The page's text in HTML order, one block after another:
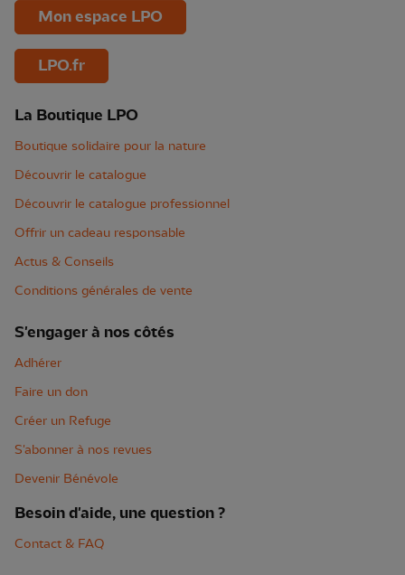
Mon espace LPO
LPO.fr
La Boutique LPO
Boutique solidaire pour la nature
Découvrir le catalogue
Découvrir le catalogue professionnel
Offrir un cadeau responsable
Actus & Conseils
Conditions générales de vente
S'engager à nos côtés
Adhérer
Faire un don
Créer un Refuge
S'abonner à nos revues
Devenir Bénévole
Besoin d'aide, une question ?
Contact & FAQ